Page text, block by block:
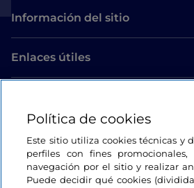
Información del sitio
Enlaces útiles
Estamos en contacto
Política de cookies
Este sitio utiliza cookies técnicas y
perfiles con fines
navegación por el sitio y realizar
Puede decidir qué cookies